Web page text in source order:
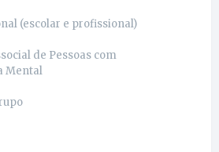
(escolar e profissional)
de Pessoas com
Mental